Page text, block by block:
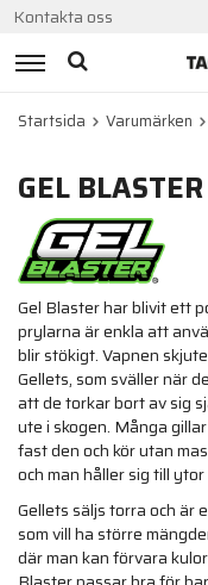
Kontakta oss
Startsida Varumärken
GEL BLASTER
Gel Blaster har blivit ett
prylarna är enkla att
blir stökigt. Vapnen
Gellets, som sväller när
att de torkar bort av sig
ute i skogen. Många
fast den och kör utan
och man håller sig till
Gellets säljs torra och är
som vill ha större
där man kan förvara